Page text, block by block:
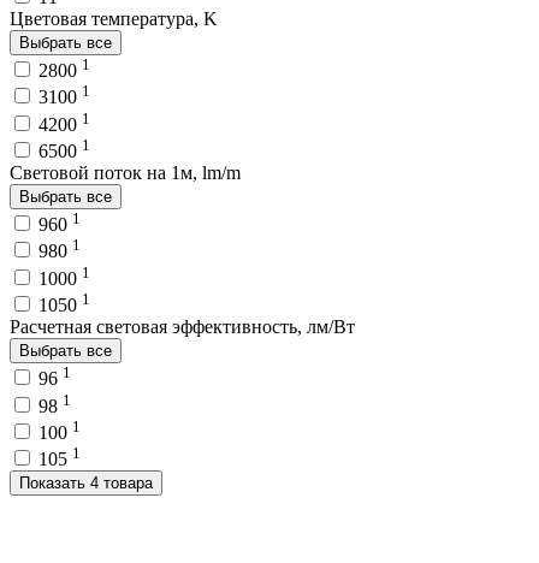
Цветовая температура, K
Выбрать все
2800 1
3100 1
4200 1
6500 1
Световой поток на 1м, lm/m
Выбрать все
960 1
980 1
1000 1
1050 1
Расчетная световая эффективность, лм/Вт
Выбрать все
96 1
98 1
100 1
105 1
Показать 4 товара